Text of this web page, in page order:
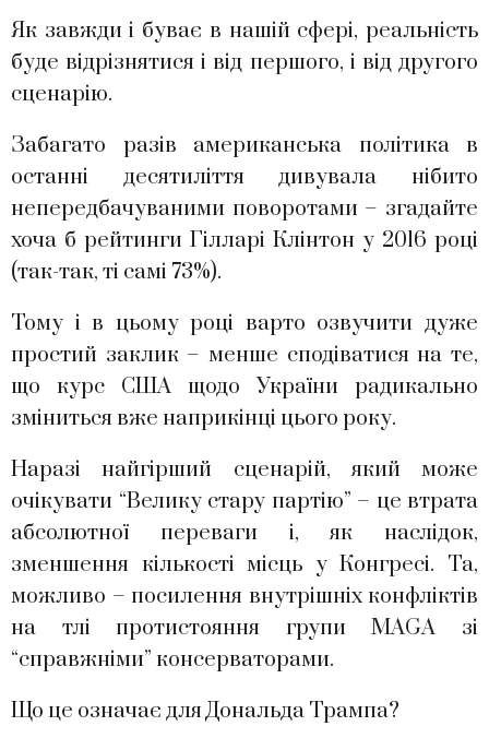
Як завжди і буває в нашій сфері, реальність
буде відрізнятися і від першого, і від другого
сценарію.
Забагато разів американська політика в
останні десятиліття дивувала нібито
непередбачуваними поворотами – згадайте
хоча б рейтинги Гілларі Клінтон у 2016 році
(так-так, ті самі 73%).
Тому і в цьому році варто озвучити дуже
простий заклик – менше сподіватися на те,
що курс США щодо України радикально
зміниться вже наприкінці цього року.
Наразі найгірший сценарій, який може
очікувати “Велику стару партію” – це втрата
абсолютної переваги і, як наслідок,
зменшення кількості місць у Конгресі. Та,
можливо – посилення внутрішніх конфліктів
на тлі протистояння групи MAGA зі
“справжніми” консерваторами.
Що це означає для Дональда Трампа?